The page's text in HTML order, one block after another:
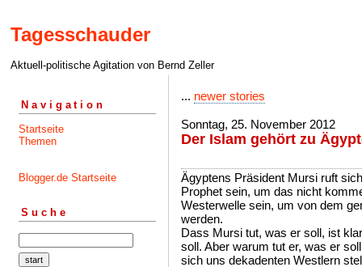
Tagesschauder
Aktuell-politische Agitation von Bernd Zeller
Navigation
Startseite
Themen
Blogger.de Startseite
Suche
... newer stories
Sonntag, 25. November 2012
Der Islam gehört zu
Ägyptens Präsident Mursi ruft
Prophet sein, um das nicht
Westerwelle sein, um von dem
werden.
Dass Mursi tut, was er soll, ist
soll. Aber warum tut er, was er
sich uns dekadenten Westlern